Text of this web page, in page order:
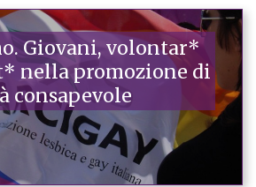
Giovani, volontar*
nella promozione di
consapevole